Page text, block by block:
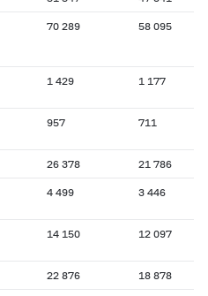
70 289 58 095
1 429 1 177
957 711
26 378 21 786
4 499 3 446
14 150 12 097
22 876 18 878